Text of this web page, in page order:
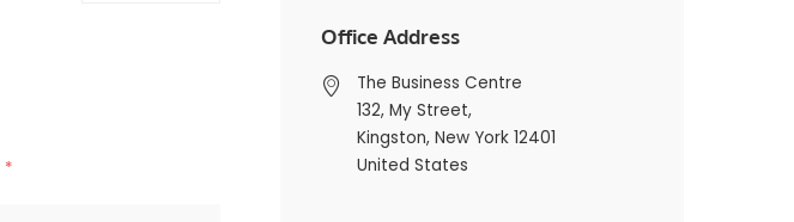
*
Office Address
The Business Centre
132, My Street,
Kingston, New York 12401
United States